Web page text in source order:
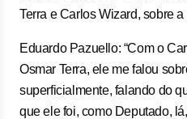
Terra e Carlos Wizard, sobre
Eduardo Pazuello: “Com o
Osmar Terra, ele me falou
superficialmente, falando do
que ele foi, como Deputado,